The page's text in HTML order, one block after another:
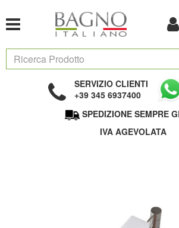
SERVIZIO CLIENTI
+39 345 6937400
SPEDIZIONE SEMPRE
IVA AGEVOLATA